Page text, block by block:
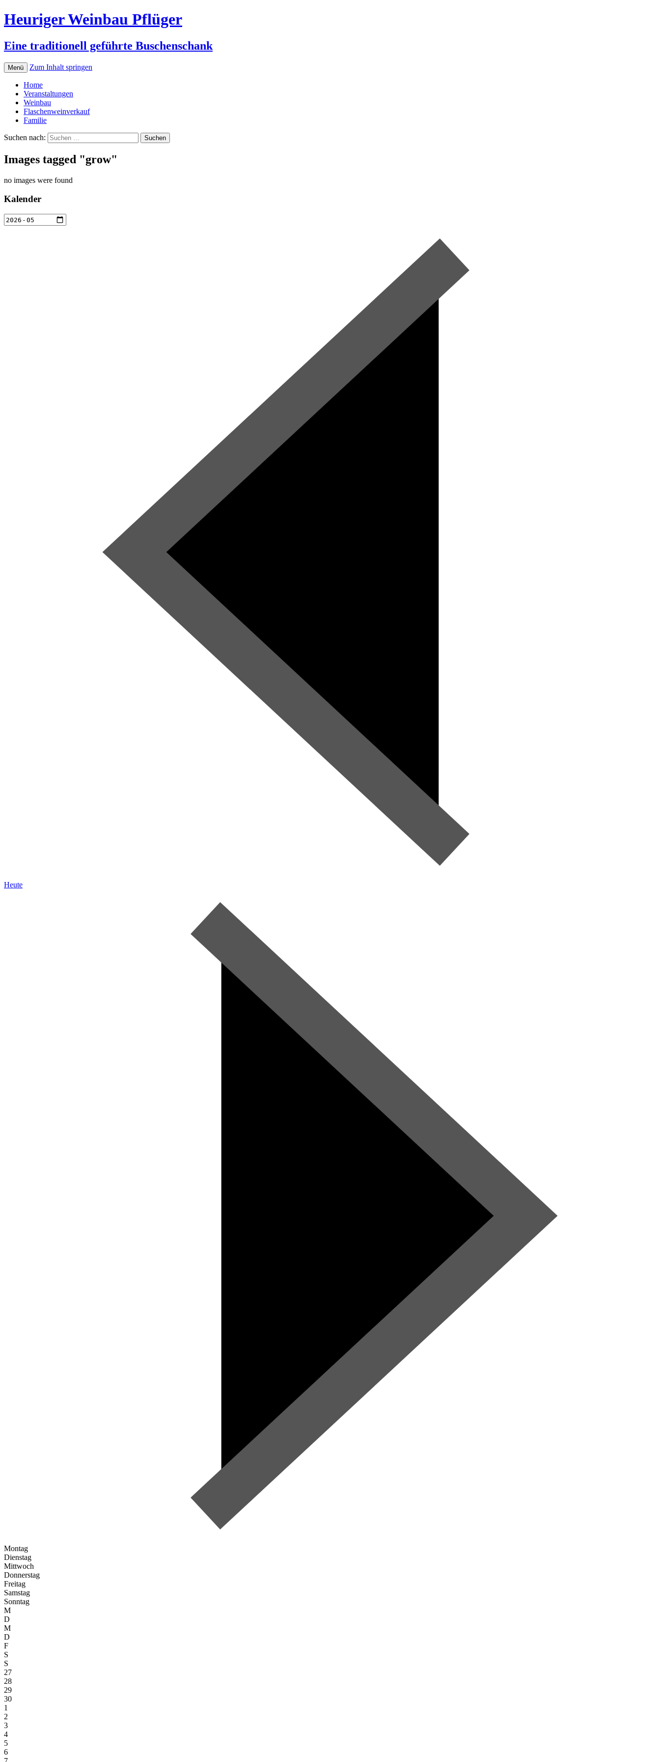
Heuriger Weinbau Pflüger
Eine traditionell geführte Buschenschank
Menü Zum Inhalt springen
Home
Veranstaltungen
Weinbau
Flaschenweinverkauf
Familie
Suchen nach:
Images tagged "grow"
no images were found
Kalender
Heute
Montag
Dienstag
Mittwoch
Donnerstag
Freitag
Samstag
Sonntag
M
D
M
D
F
S
S
27
28
29
30
1
2
3
4
5
6